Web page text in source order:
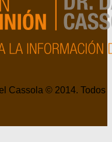
Cassola © 2014. Todos